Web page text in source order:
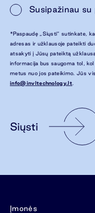
Susipažinau su
*Paspaudę „Siųsti“ sutinkate,
adresas ir užklausoje pateikti
atsakyti į Jūsų pateiktą
informacija bus saugoma tol,
metus nuo jos pateikimo. Jūs
info@invltechnology.lt.
Siųsti
Įmonės